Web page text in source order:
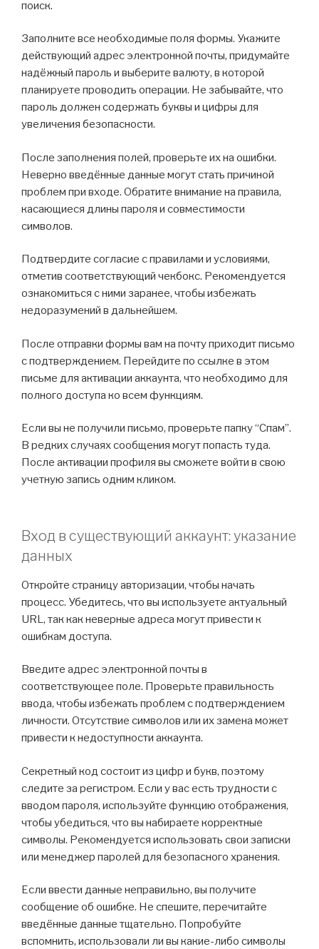
поиск.
Заполните все необходимые поля формы. Укажите
действующий адрес электронной почты, придумайте
надёжный пароль и выберите валюту, в которой
планируете проводить операции. Не забывайте, что
пароль должен содержать буквы и цифры для
увеличения безопасности.
После заполнения полей, проверьте их на ошибки.
Неверно введённые данные могут стать причиной
проблем при входе. Обратите внимание на правила,
касающиеся длины пароля и совместимости
символов.
Подтвердите согласие с правилами и условиями,
отметив соответствующий чекбокс. Рекомендуется
ознакомиться с ними заранее, чтобы избежать
недоразумений в дальнейшем.
После отправки формы вам на почту приходит письмо
с подтверждением. Перейдите по ссылке в этом
письме для активации аккаунта, что необходимо для
полного доступа ко всем функциям.
Если вы не получили письмо, проверьте папку “Спам”.
В редких случаях сообщения могут попасть туда.
После активации профиля вы сможете войти в свою
учетную запись одним кликом.
Вход в существующий аккаунт: указание
данных
Откройте страницу авторизации, чтобы начать
процесс. Убедитесь, что вы используете актуальный
URL, так как неверные адреса могут привести к
ошибкам доступа.
Введите адрес электронной почты в
соответствующее поле. Проверьте правильность
ввода, чтобы избежать проблем с подтверждением
личности. Отсутствие символов или их замена может
привести к недоступности аккаунта.
Секретный код состоит из цифр и букв, поэтому
следите за регистром. Если у вас есть трудности с
вводом пароля, используйте функцию отображения,
чтобы убедиться, что вы набираете корректные
символы. Рекомендуется использовать свои записки
или менеджер паролей для безопасного хранения.
Если ввести данные неправильно, вы получите
сообщение об ошибке. Не спешите, перечитайте
введённые данные тщательно. Попробуйте
вспомнить, использовали ли вы какие-либо символы